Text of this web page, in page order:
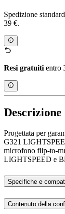
Spedizione
39 €.
Resi gratuitientro
Descrizione
Progettata per
G321
microfono flip-to-
LIGHTSPEED e
Specifiche e
Contenuto della